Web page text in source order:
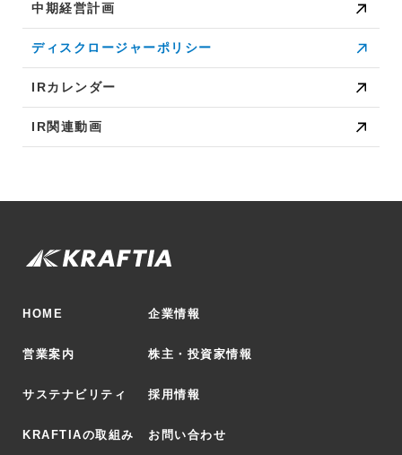
中期経営計画
ディスクロージャーポリシー
IRカレンダー
IR関連動画
HOME 企業情報
営業案内 株主・投資家情報
サステナビリティ 採用情報
KRAFTIAの取組み お問い合わせ